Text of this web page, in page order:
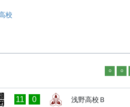
校
○ ○
11 0 浅野高校Ｂ